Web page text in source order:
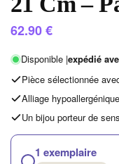
62.90€
Disponible |expédié
Pièce sélectionnée
Alliage
Un bijou porteur de sens
1 exemplaire